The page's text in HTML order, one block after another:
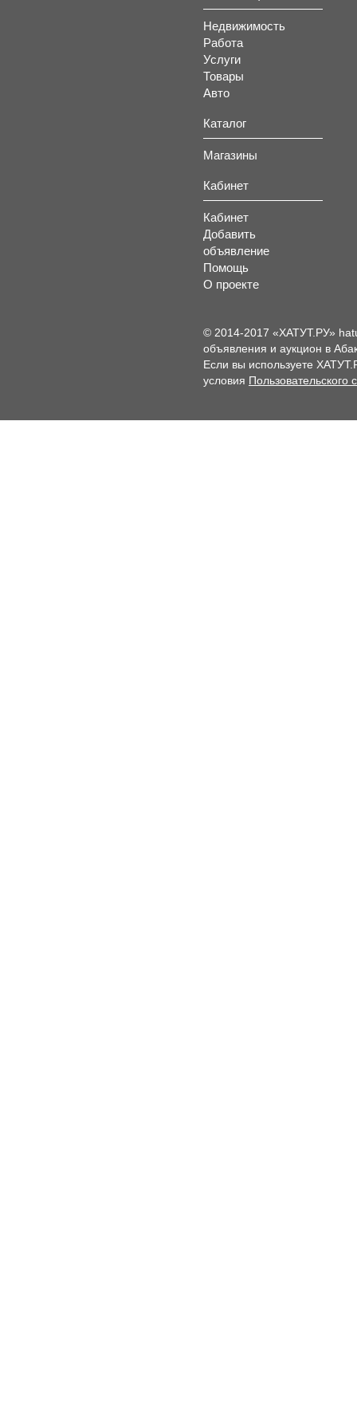
Недвижимость
Работа
Услуги
Товары
Авто
Каталог
Магазины
Кабинет
Кабинет
Добавить
объявление
Помощь
О проекте
© 2014-2017 «ХАТУТ.РУ»
объявления и аукцион в
Если вы используете
условия Пользовательского